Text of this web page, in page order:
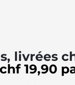
livrées
19,90